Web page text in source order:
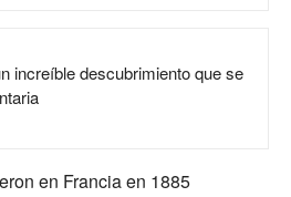
increíble descubrimiento que se
en Francia en 1885